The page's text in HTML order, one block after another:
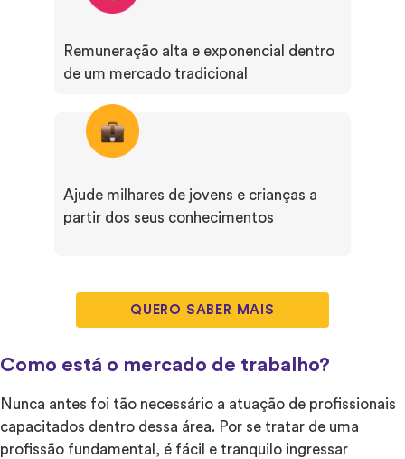
Remuneração alta e exponencial dentro
de um mercado tradicional
Ajude milhares de jovens e crianças a
partir dos seus conhecimentos
QUERO SABER MAIS
Como está o mercado de trabalho?
Nunca antes foi tão necessário a atuação de profissionais
capacitados dentro dessa área. Por se tratar de uma
profissão fundamental, é fácil e tranquilo ingressar